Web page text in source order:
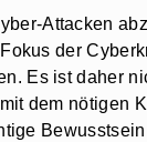
Attacken
der
Es ist daher
dem nötigen